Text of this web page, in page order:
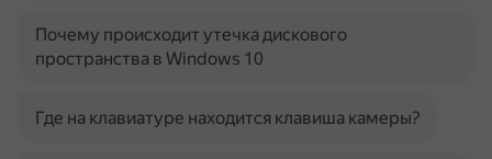
Почему происходит утечка дискового
пространства в Windows 10
Где на клавиатуре находится клавиша камеры?